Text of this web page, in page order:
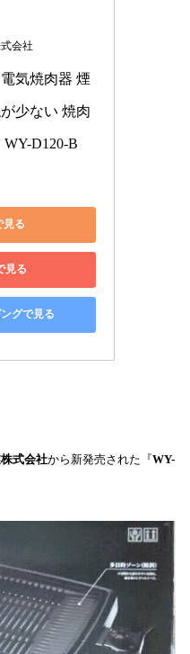
会社
気焼肉器 煙
少ない 焼肉
D120-B
見る
見る
グで見る
式会社から新発売された『WY-